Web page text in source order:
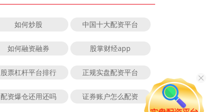
如何炒股 中国十大配资平台
如何融资融券 股掌财经app
股票杠杆平台排行 正规实盘配资平台
配资爆仓还用还吗 证券账户怎么配资